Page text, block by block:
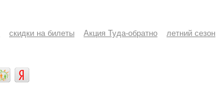
скидки на билеты Акция Туда-обратно летний сезон